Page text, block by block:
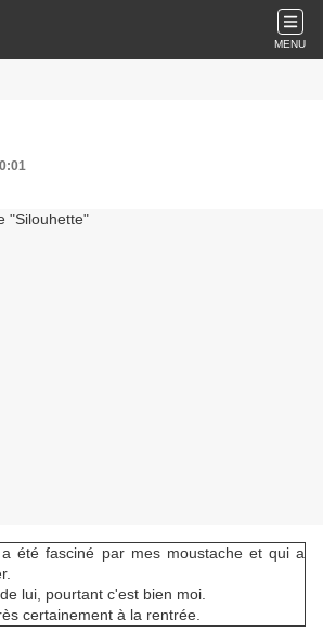
MENU
été fasciné par mes moustache et qui a
lui, pourtant c'est bien moi.
certainement à la rentrée.